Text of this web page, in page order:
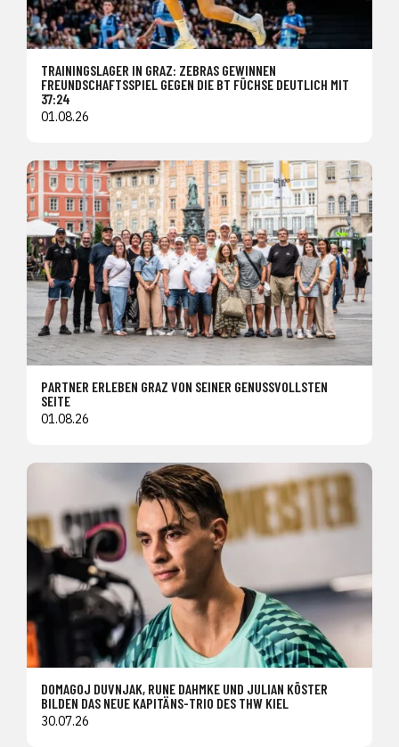
TRAININGSLAGER IN GRAZ: ZEBRAS GEWINNEN
FREUNDSCHAFTSSPIEL GEGEN DIE BT FÜCHSE DEUTLICH MIT
37:24
01.08.26
PARTNER ERLEBEN GRAZ VON SEINER GENUSSVOLLSTEN
SEITE
01.08.26
DOMAGOJ DUVNJAK, RUNE DAHMKE UND JULIAN KÖSTER
BILDEN DAS NEUE KAPITÄNS-TRIO DES THW KIEL
30.07.26